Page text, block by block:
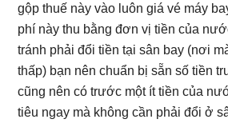
gộp thuế này vào luôn giá vé máy
phí này thu bằng đơn vị tiền của
tránh phải đổi tiền tại sân bay (nơi
thấp) bạn nên chuẩn bị sẵn số tiền
cũng nên có trước một ít tiền của
tiêu ngay mà không cần phải đổi ở